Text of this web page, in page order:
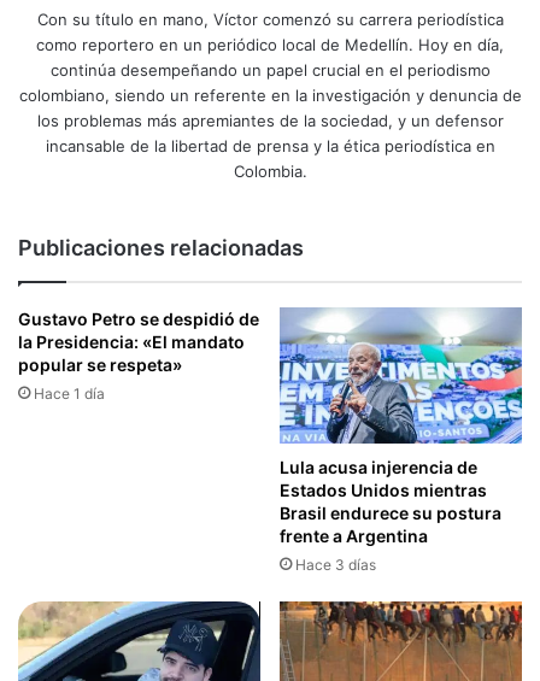
Con su título en mano, Víctor comenzó su carrera periodística
como reportero en un periódico local de Medellín. Hoy en día,
continúa desempeñando un papel crucial en el periodismo
colombiano, siendo un referente en la investigación y denuncia de
los problemas más apremiantes de la sociedad, y un defensor
incansable de la libertad de prensa y la ética periodística en
Colombia.
Publicaciones relacionadas
Gustavo Petro se despidió de
la Presidencia: «El mandato
popular se respeta»
Hace 1 día
Lula acusa injerencia de
Estados Unidos mientras
Brasil endurece su postura
frente a Argentina
Hace 3 días